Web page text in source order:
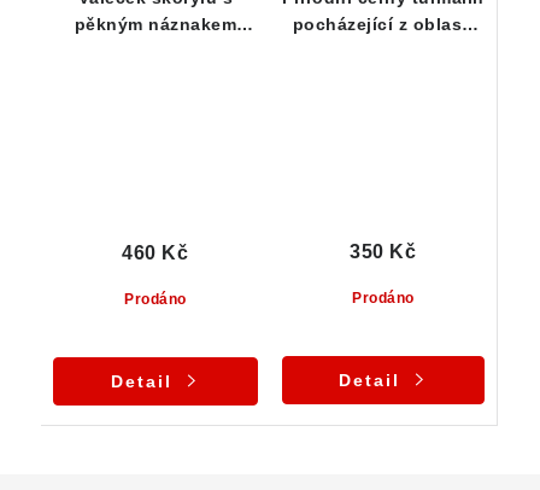
pěkným náznakem
Prodáno
460 Kč
Detail
pocházející z oblasti
Prodáno
350 Kč
Detail